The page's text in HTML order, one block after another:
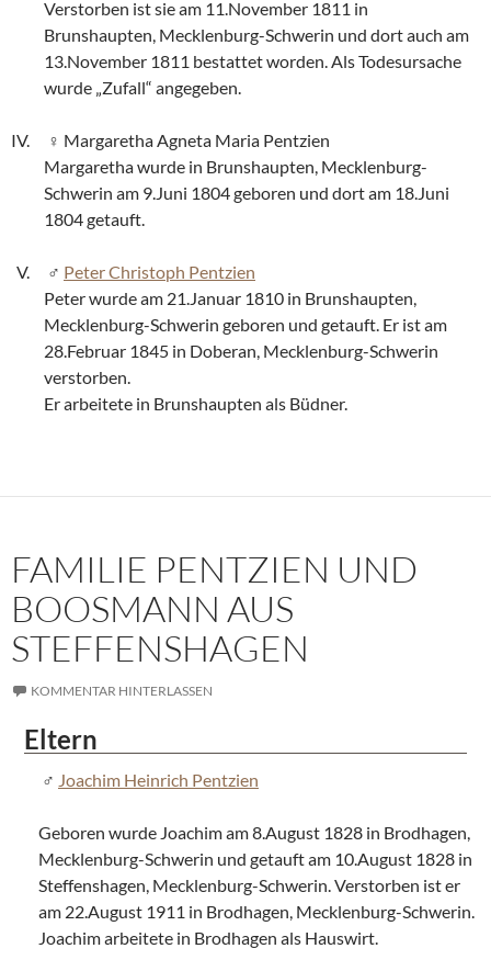
Verstorben ist sie am 11.November 1811 in
Brunshaupten, Mecklenburg-Schwerin und dort auch am
13.November 1811 bestattet worden. Als Todesursache
wurde „Zufall“ angegeben.
Margaretha Agneta Maria Pentzien
Margaretha wurde in Brunshaupten, Mecklenburg-
Schwerin am 9.Juni 1804 geboren und dort am 18.Juni
1804 getauft.
Peter Christoph Pentzien
Peter wurde am 21.Januar 1810 in Brunshaupten,
Mecklenburg-Schwerin geboren und getauft. Er ist am
28.Februar 1845 in Doberan, Mecklenburg-Schwerin
verstorben.
Er arbeitete in Brunshaupten als Büdner.
FAMILIE PENTZIEN UND
BOOSMANN AUS
STEFFENSHAGEN
KOMMENTAR HINTERLASSEN
Eltern
Joachim Heinrich Pentzien
Geboren wurde Joachim am 8.August 1828 in Brodhagen,
Mecklenburg-Schwerin und getauft am 10.August 1828 in
Steffenshagen, Mecklenburg-Schwerin. Verstorben ist er
am 22.August 1911 in Brodhagen, Mecklenburg-Schwerin.
Joachim arbeitete in Brodhagen als Hauswirt.